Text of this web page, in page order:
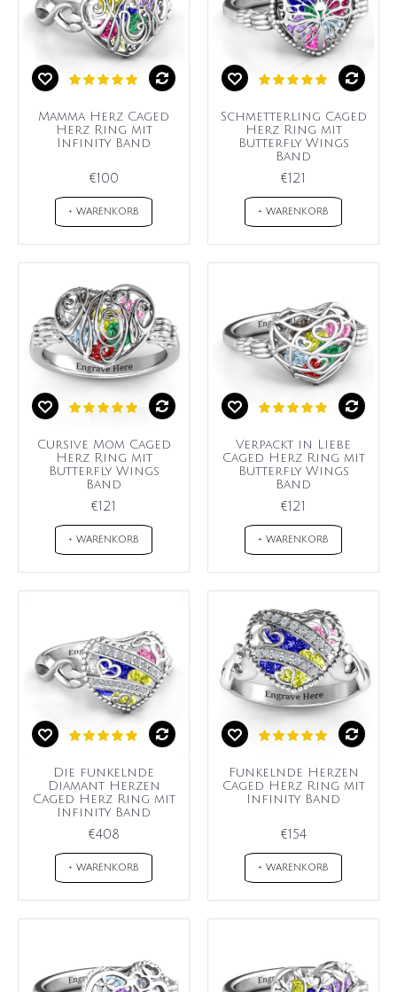
Mamma Herz Caged
Herz Ring mit
Infinity Band
€100
+ WARENKORB
Schmetterling Caged
Herz Ring mit
Butterfly Wings
Band
€121
+ WARENKORB
Cursive Mom Caged
Herz Ring mit
Butterfly Wings
Band
€121
+ WARENKORB
Verpackt in Liebe
Caged Herz Ring mit
Butterfly Wings
Band
€121
+ WARENKORB
Die funkelnde
Diamant Herzen
Caged Herz Ring mit
Infinity Band
€408
+ WARENKORB
Funkelnde Herzen
Caged Herz Ring mit
Infinity Band
€154
+ WARENKORB